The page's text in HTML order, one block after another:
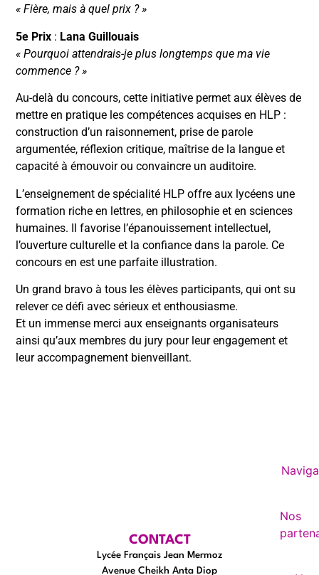
« Fière, mais à quel prix ? »
5e Prix : Lana Guillouais
« Pourquoi attendrais-je plus longtemps que ma vie
commence ? »
Au-delà du concours, cette initiative permet aux élèves de
mettre en pratique les compétences acquises en HLP :
construction d’un raisonnement, prise de parole
argumentée, réflexion critique, maîtrise de la langue et
capacité à émouvoir ou convaincre un auditoire.
L’enseignement de spécialité HLP offre aux lycéens une
formation riche en lettres, en philosophie et en sciences
humaines. Il favorise l’épanouissement intellectuel,
l’ouverture culturelle et la confiance dans la parole. Ce
concours en est une parfaite illustration.
Un grand bravo à tous les élèves participants, qui ont su
relever ce défi avec sérieux et enthousiasme.
Et un immense merci aux enseignants organisateurs
ainsi qu’aux membres du jury pour leur engagement et
leur accompagnement bienveillant.
CONTACT
Lycée Français Jean Mermoz
Avenue Cheikh Anta Diop
Nos